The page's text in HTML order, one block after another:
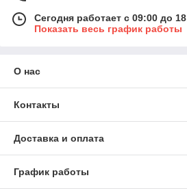
Сегодня работает с 09:00 до
Показать весь график работы
О нас
Контакты
Доставка и оплата
График работы